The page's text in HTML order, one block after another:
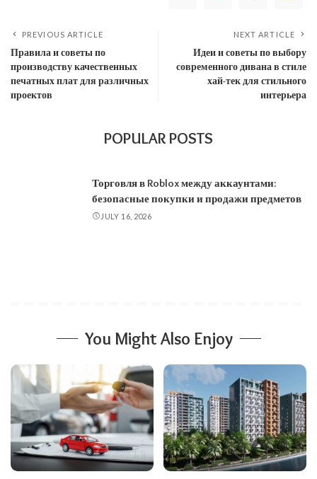
PREVIOUS ARTICLE
Правила и советы по
производству качественных
печатных плат для различных
проектов
NEXT ARTICLE
Идеи и советы по выбору
современного дивана в стиле
хай-тек для стильного
интерьера
POPULAR POSTS
Торговля в Roblox между аккаунтами:
безопасные покупки и продажи предметов
JULY 16, 2026
You Might Also Enjoy